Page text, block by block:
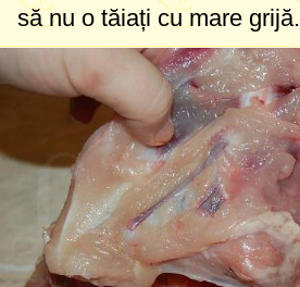
să nu o tăiați cu mare grijă.